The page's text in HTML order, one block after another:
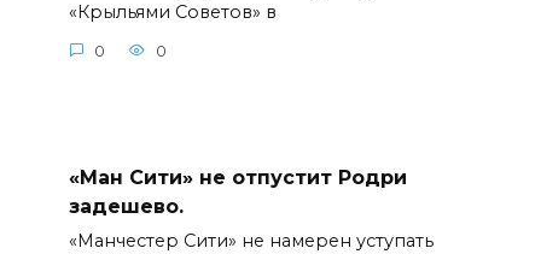
«Крыльями Советов» в
0 0
«Ман Сити» не отпустит Родри
задешево.
«Манчестер Сити» не намерен уступать